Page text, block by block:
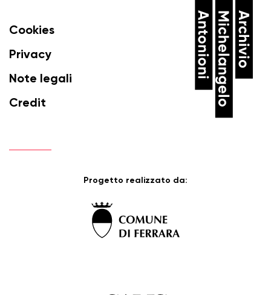
Cookies
Privacy
Note legali
Credit
Progetto realizzato da: